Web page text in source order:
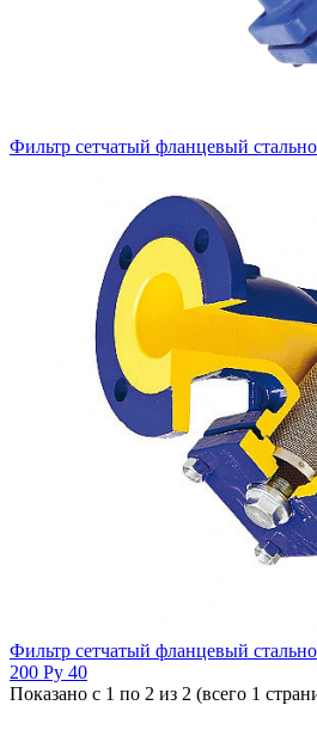
Фильтр сетчатый фланцевый
Фильтр сетчатый фланцевый
200 Ру 40
Показано с 1 по 2 из 2 (всего 1